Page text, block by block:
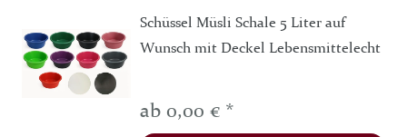
Schüssel Müsli Schale 5 Liter auf
Wunsch mit Deckel Lebensmittelecht
ab 0,00 € *